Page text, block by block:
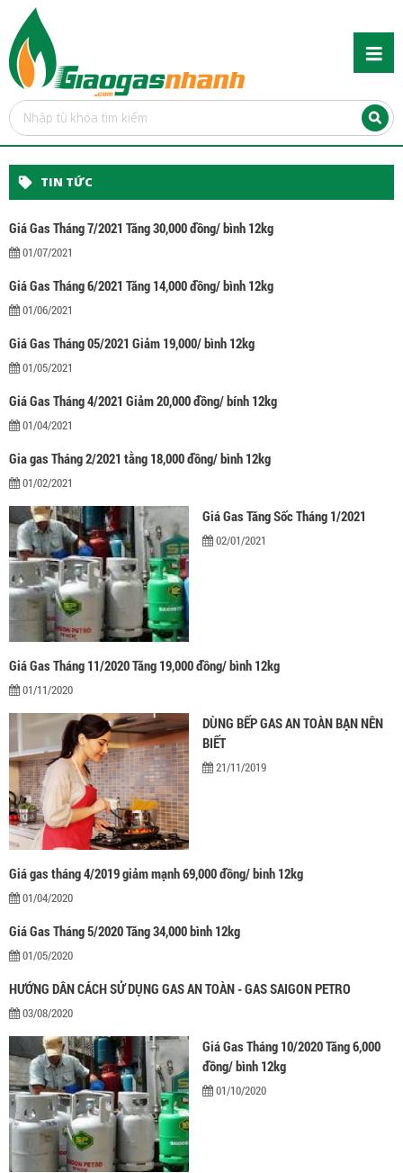
TIN TỨC
Giá Gas Tháng 7/2021 Tăng 30,000 đồng/ bình 12kg
01/07/2021
Giá Gas Tháng 6/2021 Tăng 14,000 đồng/ bình 12kg
01/06/2021
Giá Gas Tháng 05/2021 Giảm 19,000/ bình 12kg
01/05/2021
Giá Gas Tháng 4/2021 Giảm 20,000 đồng/ bính 12kg
01/04/2021
Gia gas Tháng 2/2021 tằng 18,000 đồng/ bình 12kg
01/02/2021
Giá Gas Tăng Sốc Tháng 1/2021
02/01/2021
Giá Gas Tháng 11/2020 Tăng 19,000 đồng/ bình 12kg
01/11/2020
DÙNG BẾP GAS AN TOÀN BẠN NÊN
BIẾT
21/11/2019
Giá gas tháng 4/2019 giảm mạnh 69,000 đồng/ binh 12kg
01/04/2020
Giá Gas Tháng 5/2020 Tăng 34,000 bình 12kg
01/05/2020
HƯỚNG DÂN CÁCH SỬ DỤNG GAS AN TOÀN - GAS SAIGON PETRO
03/08/2020
Giá Gas Tháng 10/2020 Tăng 6,000
đồng/ bình 12kg
01/10/2020